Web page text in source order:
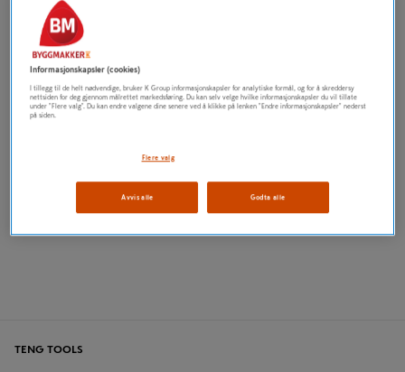
TENG TOOLS
Informasjonskapsler (cookies)
I tillegg til de helt nødvendige, bruker K Group informasjonskapsler for analytiske formål, og for å skreddersy
nettsiden for deg gjennom målrettet markedsføring. Du kan selv velge hvilke informasjonskapsler du vil tillate
under "Flere valg". Du kan endre valgene dine senere ved å klikke på lenken "Endre informasjonskapsler" nederst
på siden.
Flere valg
Avvis alle Godta alle